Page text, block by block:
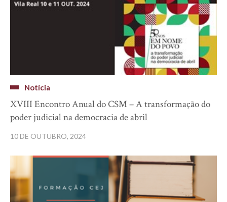
Notícia
XVIII Encontro Anual do CSM – A transformação do
poder judicial na democracia de abril
10 DE OUTUBRO, 2024